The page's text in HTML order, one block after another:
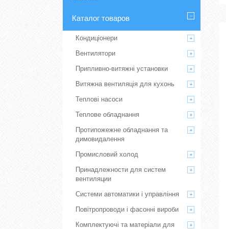
Каталог товаров
Кондиціонери
Вентилятори
Припливно-витяжні установки
Витяжна вентиляція для кухонь
Теплові насоси
Теплове обладнання
Протипожежне обладнання та
димовидалення
Промисловий холод
Принадлежности для систем
вентиляции
Системи автоматики і управління
Повітропроводи і фасонні вироби
Комплектуючі та матеріали для